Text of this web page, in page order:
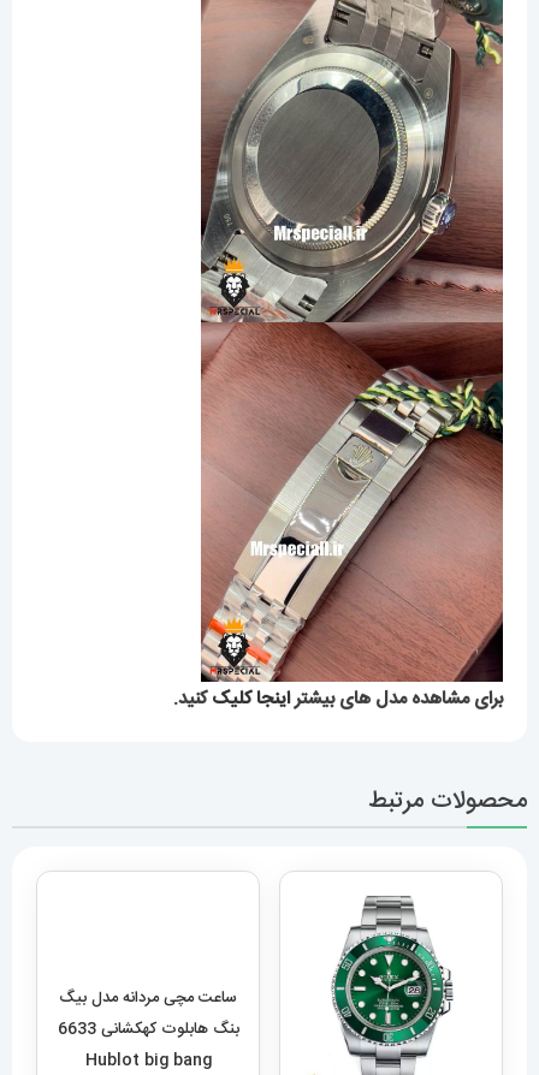
برای مشاهده مدل های بیشتراینجا کلیککنید.
محصولات مرتبط
ساعت مچی مردانه مدل بیگ
بنگ هابلوت کهکشانی 6633
Hublot big bang